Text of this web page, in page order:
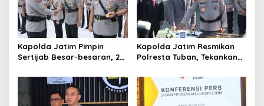
p
o
s
Kapolda Jatim Pimpin
Sertijab Besar-besaran, 26
Pejabat Utama Berganti
Kapolda Jatim Resmikan
Polresta Tuban, Tekankan
Profesionalisme dan
Pelayanan Publik